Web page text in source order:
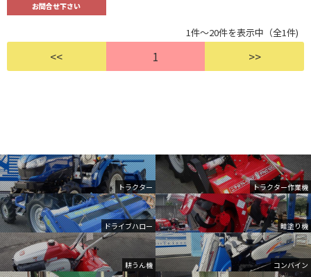
トラクター トラクター作業機
ドライブハロー 畦塗り機
耕うん機 コンバイン
お問合せ下さい
1件～20件を表示中（全1件)
<< 1 >>